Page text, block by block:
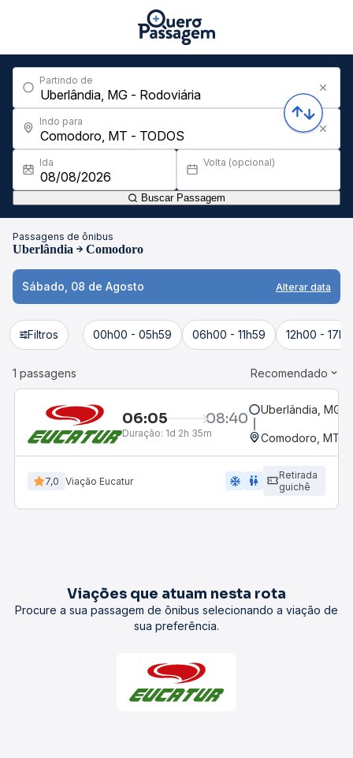
Partindo de
Indo para
Ida Volta (opcional)
Buscar Passagem
Passagens de ônibus
Uberlândia Comodoro
Sábado, 08 de Agosto Alterar data
Filtros 00h00 - 05h59 06h00 - 11h59 12h00 -
1 passagens Recomendado
06:05 08:40
Duração: 1d 2h 35m
Uberlândia, MG -
Comodoro, MT
7,0 Viação Eucatur ac_unit wc
Retirada
guichê
Viações que atuam nesta rota
Procure a sua passagem de ônibus selecionando a viação de
sua preferência.